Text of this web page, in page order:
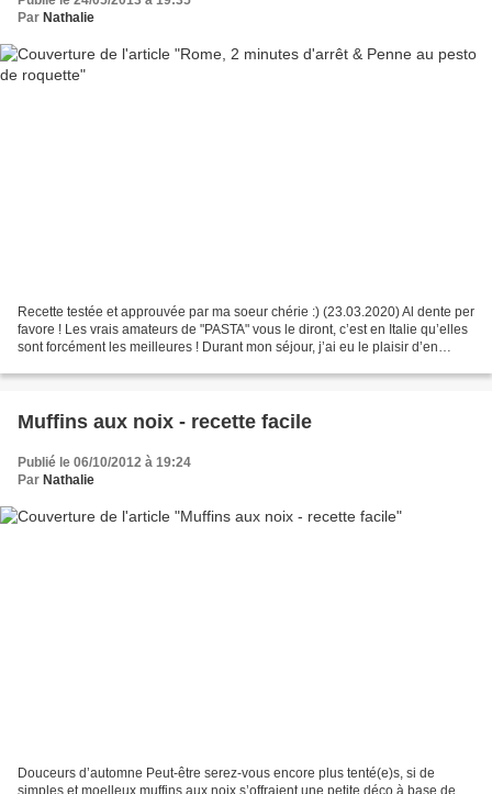
Par Nathalie
Recette testée et approuvée par ma soeur chérie :) (23.03.2020) Al dente per
favore ! Les vrais amateurs de "PASTA" vous le diront, c’est en Italie qu’elles
sont forcément les meilleures ! Durant mon séjour, j’ai eu le plaisir d’en
Muffins aux noix - recette facile
Publié le 06/10/2012 à 19:24
Par Nathalie
Douceurs d’automne Peut-être serez-vous encore plus tenté(e)s, si de
simples et moelleux muffins aux noix s’offraient une petite déco à base de